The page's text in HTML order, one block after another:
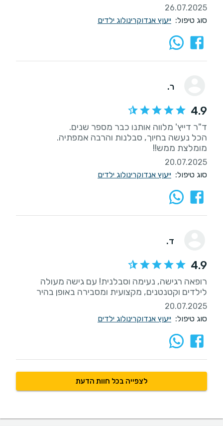
26.07.2025
סוג טיפול: ייעוץ אנדוקרינולוג ילדים
ר.
4.9
מומלצת ממש!!
20.07.2025
סוג טיפול: ייעוץ אנדוקרינולוג ילדים
ד.
4.9
רופאה רגישה, נעימה וסבלנית! עם גישה מעולה
לילדים וקטנטנים, מקצועית ומסבירה באופן בהיר
20.07.2025
סוג טיפול: ייעוץ אנדוקרינולוג ילדים
לצפייה בכל חוות הדעת